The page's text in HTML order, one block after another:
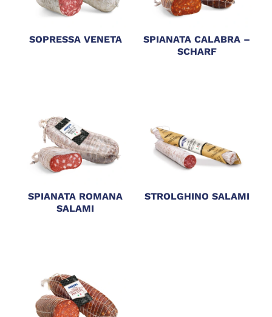
SOPRESSA VENETA
SPIANATA CALABRA –
SCHARF
SPIANATA ROMANA
SALAMI
STROLGHINO SALAMI